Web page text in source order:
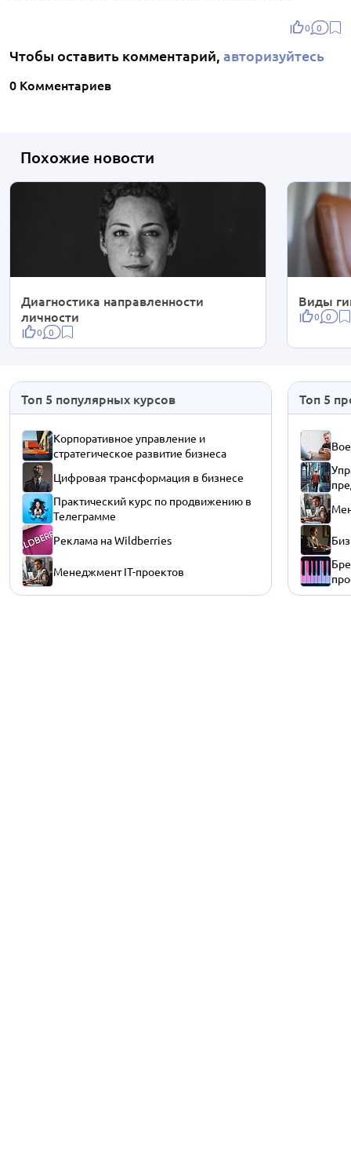
0 0
Чтобы оставить комментарий, авторизуйтесь
0 Комментариев
Похожие новости
Диагностика направленности
личности
0 0
Виды
0 0
Топ 5 популярных курсов
Корпоративное управление и
стратегическое развитие бизнеса
Цифровая трансформация в бизнесе
Практический курс по продвижению в
Телеграмме
Реклама на Wildberries
Менеджмент IT-проектов
Топ 5